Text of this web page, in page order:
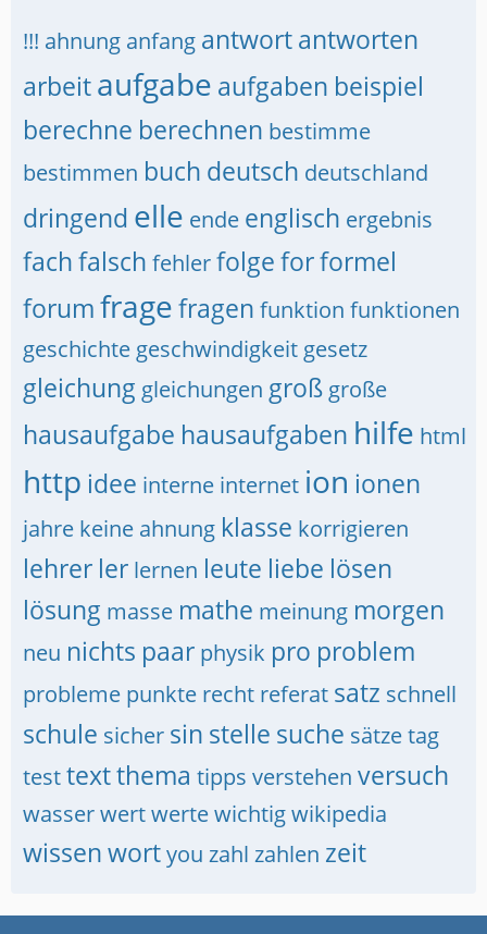
!!! ahnung anfang antwortantworten
arbeitaufgabe aufgaben beispiel
berechne berechnen bestimme
bestimmen buch deutsch deutschland
dringend elle ende englisch ergebnis
fachfalsch fehlerfolgeforformel
forumfragefragen funktion funktionen
geschichte geschwindigkeit gesetz
gleichung gleichungen groß große
hausaufgabe hausaufgaben hilfe html
http idee interne internet ion ionen
jahre keine ahnung klasse korrigieren
lehrer ler lernen leute liebe lösen
lösung masse mathe meinung morgen
neu nichts paar physik pro problem
probleme punkte recht referat satz schnell
schule sicher sin stelle suche sätzetag
testtextthema tipps verstehen versuch
wasserwertwertewichtigwikipedia
wissenwortyou zahl zahlen zeit